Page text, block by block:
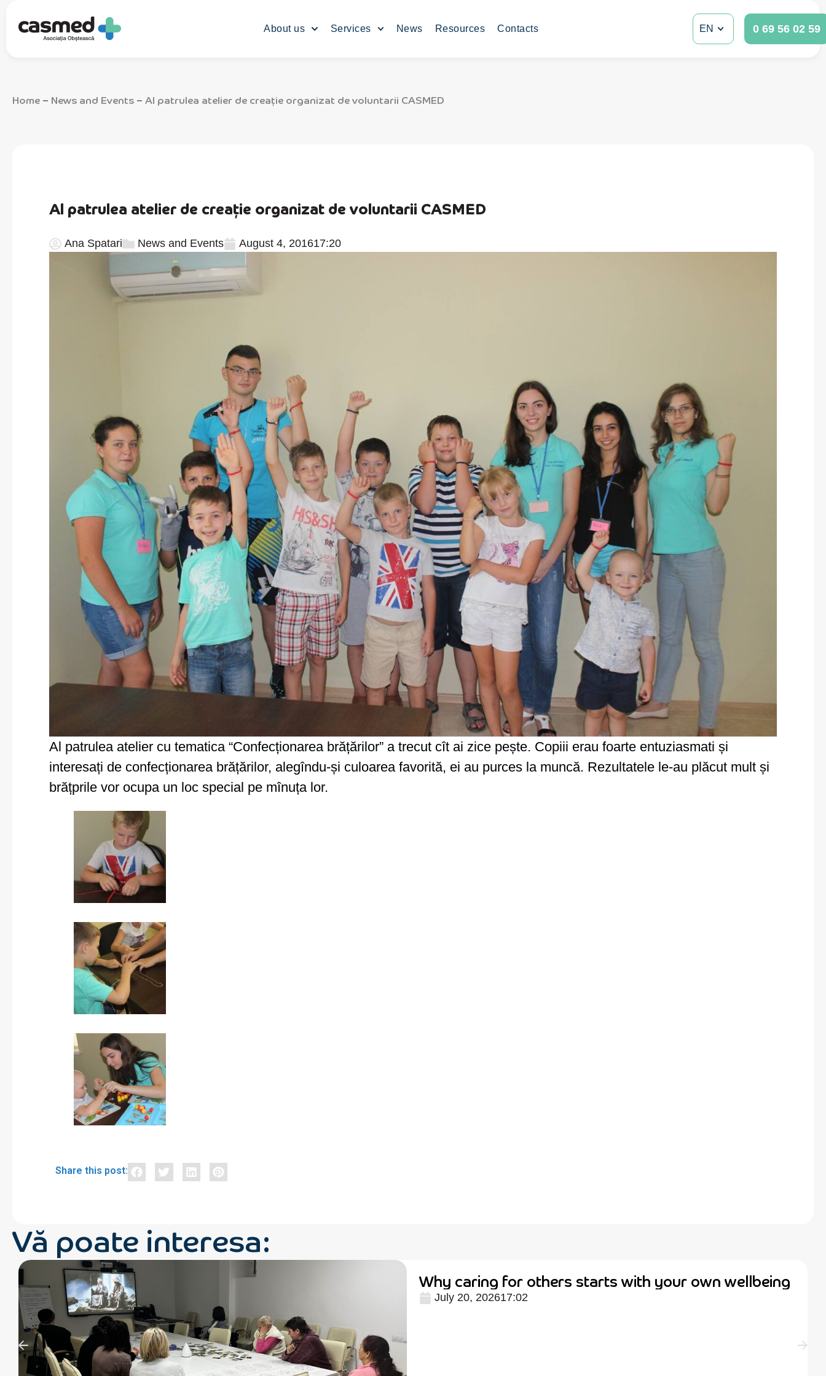
About us Services News Resources Contacts EN 0 69 56 02 59
Home – News and Events – Al patrulea atelier de creație organizat de voluntarii CASMED
Al patrulea atelier de creație organizat de voluntarii CASMED
Ana Spatari News and Events August 4, 201617:20
Al patrulea atelier cu tematica “Confecționarea brățărilor” a trecut cît ai zice pește. Copiii erau foarte entuziasmati și
interesați de confecționarea brățărilor, alegîndu-și culoarea favorită, ei au purces la muncă. Rezultatele le-au plăcut mult și
brățprile vor ocupa un loc special pe mînuța lor.
Share this post:
Vă poate interesa:
Why caring for others starts with your own wellbeing
July 20, 202617:02